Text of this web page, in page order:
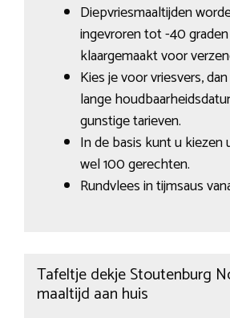
Diepvriesmaaltijden
ingevroren tot -40
klaargemaakt voor
Kies je voor vriesvers,
lange
gunstige tarieven.
In de basis kunt u
wel 100 gerechten.
Rundvlees in tijmsaus
Tafeltje dekje Stoutenburg
maaltijd aan huis